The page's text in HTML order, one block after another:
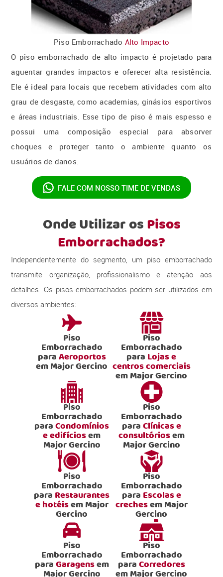
Piso Emborrachado Alto Impacto
O piso emborrachado de alto impacto é projetado para
aguentar grandes impactos e oferecer alta resistência.
Ele é ideal para locais que recebem atividades com alto
grau de desgaste, como academias, ginásios esportivos
e áreas industriais. Esse tipo de piso é mais espesso e
possui uma composição especial para absorver
choques e proteger tanto o ambiente quanto os
usuários de danos.
FALE COM NOSSO TIME DE VENDAS
Onde Utilizar osPisos
Emborrachados?
Independentemente do segmento, um piso emborrachado
transmite organização, profissionalismo e atenção aos
detalhes. Os pisos emborrachados podem ser utilizados em
diversos ambientes:
Piso
Emborrachado
paraAeroportos
em Major Gercino
Piso
Emborrachado
para Lojas e
centros comerciais
em Major Gercino
Piso
Emborrachado
paraCondomínios
e edifíciosem
Major Gercino
Piso
Emborrachado
paraClínicas e
consultóriosem
Major Gercino
Piso
Emborrachado
para Restaurantes
e hotéisem Major
Gercino
Piso
Emborrachado
para Escolas e
crechesem Major
Gercino
Piso
Emborrachado
paraGaragensem
Piso
Emborrachado
paraCorredores